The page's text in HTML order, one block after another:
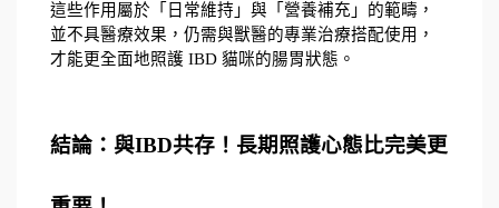
這些作用屬於「日常維持」與「營養補充」的範疇，
並不具醫療效果，仍需與獸醫的專業治療搭配使用，
才能更全面地照護 IBD 貓咪的腸胃狀態。
結論：與IBD共存！長期照護心態比完美更